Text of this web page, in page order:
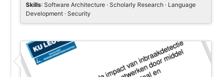
Skills: Software Architecture · Scholarly Research · Language
Development · Security